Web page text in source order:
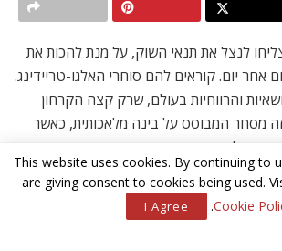
לנצל את תנאי השוק, על מנת להכות את
אחר יום. קוראים להם סוחרי האלגו-טריידינג.
והרווחיות בעולם, שרק קצה הקרחון
מסחר המבוסס על בינה מלאכותית, כאשר
במהלך השנים האחרונות. הן מפתות אנשי
המבריקים ביותר, כדי לפתח את
להכות את השווקים הפיננסיים.
אוטומטיות מבוססות אלגוריתמים מתמטיים,
This website uses cookies. By continuing to
are giving consent to cookies being used.
Cookie
.
I Agree